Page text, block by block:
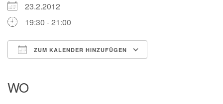
23.2.2012
19:30 - 21:00
ZUM KALENDER HINZUFÜGEN
WO